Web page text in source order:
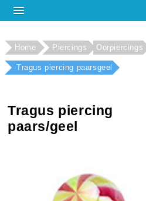
Home Piercings Oorpiercings
Tragus piercing paarsgeel
Tragus piercing
paars/geel